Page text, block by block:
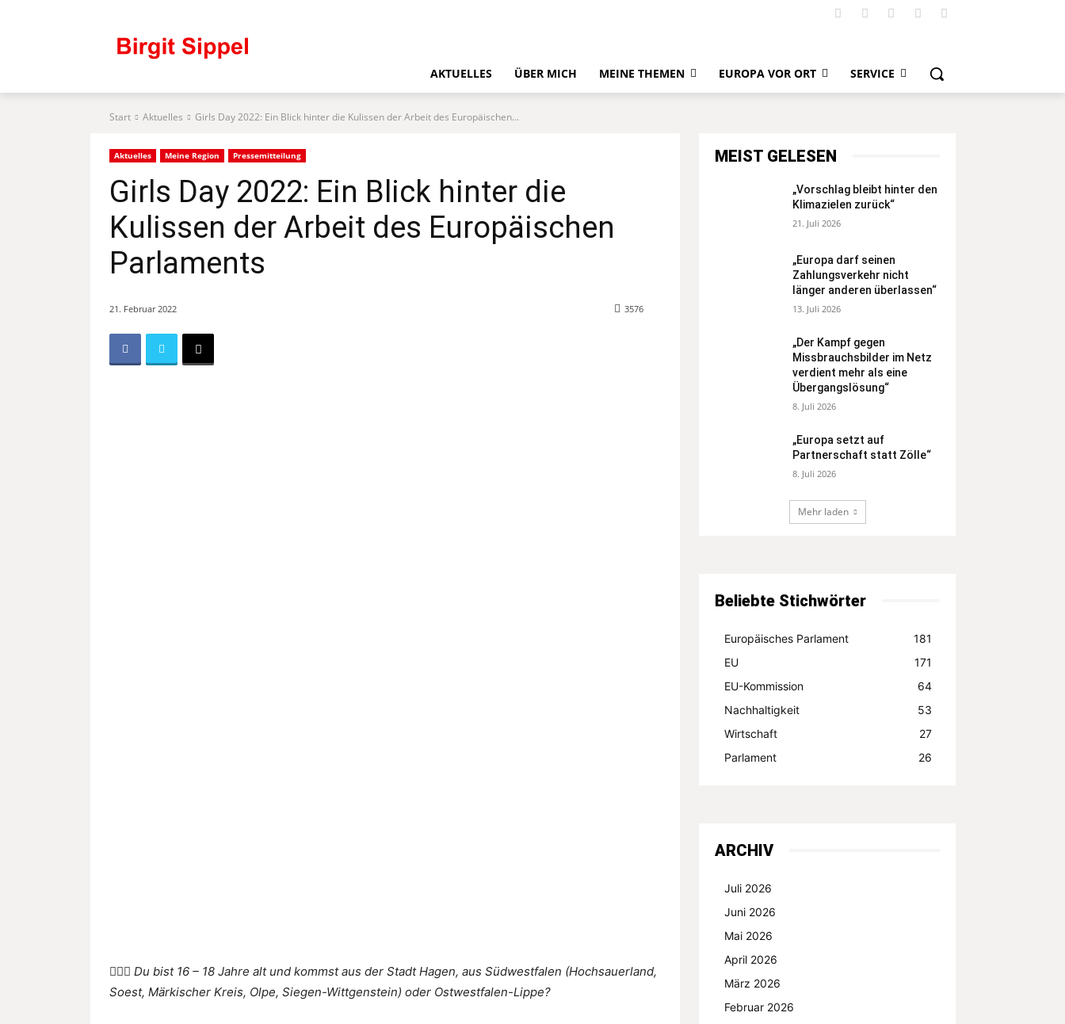
AKTUELLES ÜBER MICH MEINE THEMEN EUROPA VOR ORT SERVICE
Start Aktuelles Girls Day 2022: Ein Blick hinter die Kulissen der Arbeit des Europäischen...
Aktuelles Meine Region Pressemitteilung
Girls Day 2022: Ein Blick hinter die
Kulissen der Arbeit des Europäischen
Parlaments
21. Februar 2022 3576
🙋🏻‍♀️ Du bist 16 – 18 Jahre alt und kommst aus der Stadt Hagen, aus Südwestfalen (Hochsauerland,
Soest, Märkischer Kreis, Olpe, Siegen-Wittgenstein) oder Ostwestfalen-Lippe?
MEIST GELESEN
„Vorschlag bleibt hinter den
Klimazielen zurück“
21. Juli 2026
„Europa darf seinen
Zahlungsverkehr nicht
länger anderen überlassen“
13. Juli 2026
„Der Kampf gegen
Missbrauchsbilder im Netz
verdient mehr als eine
Übergangslösung“
8. Juli 2026
„Europa setzt auf
Partnerschaft statt Zölle“
8. Juli 2026
Mehr laden
Beliebte Stichwörter
Europäisches Parlament
181
EU
171
EU-Kommission
64
Nachhaltigkeit
53
Wirtschaft
27
Parlament
26
ARCHIV
Juli 2026
Juni 2026
Mai 2026
April 2026
März 2026
Februar 2026